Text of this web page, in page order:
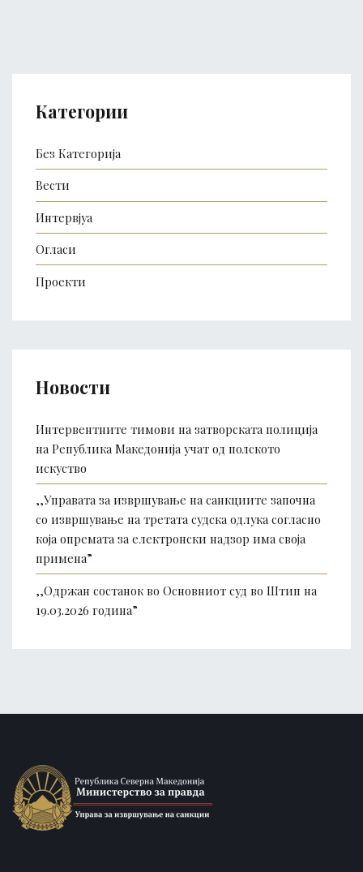
Категории
Без Категорија
Вести
Интервјуа
Огласи
Проекти
Новости
Интервентните тимови на затворската полиција
на Република Македонија учат од полското
искуство
,,Управата за извршување на санкциите започна
со извршување на третата судска одлука согласно
која опремата за електронски надзор има своја
примена”
,,Одржан состанок во Основниот суд во Штип на
19.03.2026 година”